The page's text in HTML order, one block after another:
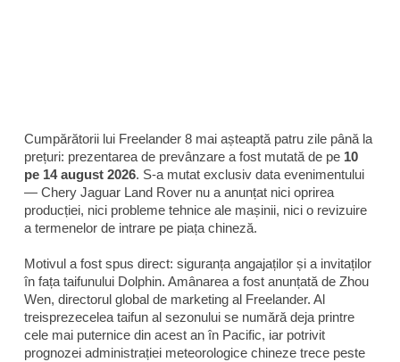
Cumpărătorii lui Freelander 8 mai așteaptă patru zile până la
prețuri: prezentarea de prevânzare a fost mutată de pe 10
pe 14 august 2026. S-a mutat exclusiv data evenimentului
— Chery Jaguar Land Rover nu a anunțat nici oprirea
producției, nici probleme tehnice ale mașinii, nici o revizuire
a termenelor de intrare pe piața chineză.
Motivul a fost spus direct: siguranța angajaților și a invitaților
în fața taifunului Dolphin. Amânarea a fost anunțată de Zhou
Wen, directorul global de marketing al Freelander. Al
treisprezecelea taifun al sezonului se numără deja printre
cele mai puternice din acest an în Pacific, iar potrivit
prognozei administrației meteorologice chineze trece peste